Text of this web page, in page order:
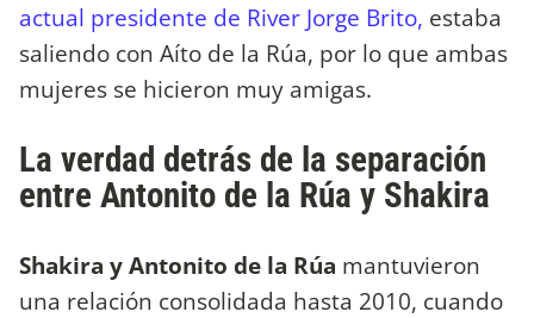
actual presidente de River Jorge Brito, estaba
saliendo con Aíto de la Rúa, por lo que ambas
mujeres se hicieron muy amigas.
La verdad detrás de la separación
entre Antonito de la Rúa y Shakira
Shakira y Antonito de la Rúa mantuvieron
una relación consolidada hasta 2010, cuando